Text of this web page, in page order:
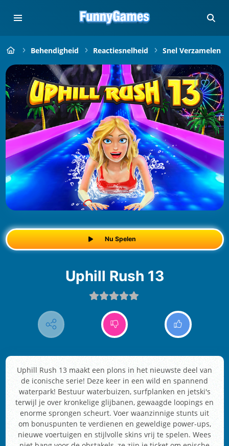
Behendigheid Reactiesnelheid Snel Verzamelen
Nu Spelen
Uphill Rush 13
Uphill Rush 13 maakt een plons in het nieuwste deel van
de iconische serie! Deze keer in een wild en spannend
waterpark! Bestuur waterbuizen, surfplanken en jetski's
terwijl je over kronkelige glijbanen, gewaagde loopings en
enorme sprongen scheurt. Voer waanzinnige stunts uit
om bonuspunten te verdienen en geweldige power-ups,
nieuwe voertuigen en stijlvolle skins vrij te spelen. Wees